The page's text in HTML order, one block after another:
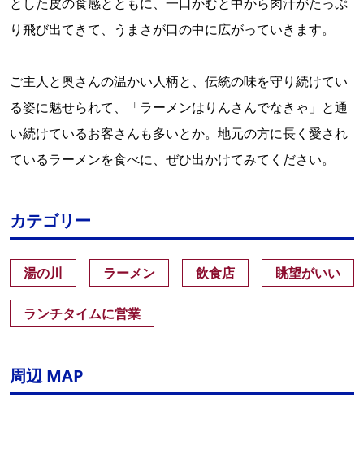
り飛び出てきて、うまさが口の中に広がっていきます。
ご主人と奥さんの温かい人柄と、伝統の味を守り続けてい
る姿に魅せられて、「ラーメンはりんさんでなきゃ」と通
い続けているお客さんも多いとか。地元の方に長く愛され
ているラーメンを食べに、ぜひ出かけてみてください。
カテゴリー
湯の川 ラーメン 飲食店 眺望がいい
ランチタイムに営業
周辺 MAP